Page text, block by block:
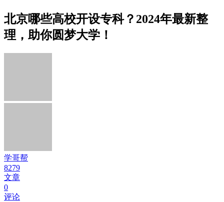
北京哪些高校开设专科？2024年最新整
理，助你圆梦大学！
学哥帮
8279
文章
0
评论